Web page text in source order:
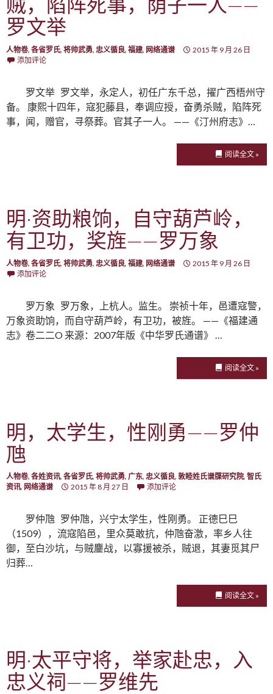
罗文举
人物卷, 各省罗氏, 将帅武勇, 忠义循良, 福建, 网络通谱
2015 年 9 月 26 日
添加评论
罗文举 罗文举，永定人，初任广东千总，擢广西梧州守
备。 康熙十四年，寇犯藤县，奉调应授，奋勇杀贼，陷阵死
事，闻，赠官，寻祭葬。官其子一人。 ——《汀州府志》…
阅读全文 »
明·资助粮饷，自守葫芦岭，
有卫功，奖旌——罗万象
人物卷, 各省罗氏, 将帅武勇, 忠义循良, 福建, 网络通谱
2015 年 9 月 26 日
添加评论
罗万象 罗万象，上杭人。监生。 崇祯十年，邑遭寇警，
万象资助饷，而自守葫芦岭，有卫功，被旌。 ——《福建通
志》卷二二O 来源：2007年版《中华罗氏通谱》 …
阅读全文 »
明，太学生，性刚勇——罗仲
虺
人物卷, 各姓资讯, 各省罗氏, 将帅武勇, 广东, 忠义循良, 敦睦姓氏谱牒研究院, 智氏
资讯, 网络通谱 2015 年 8 月 27 日 添加评论
罗仲虺 罗仲虺，兴宁太学生，性刚勇。 正德巳巳
（1509），流寇陷邑，里众莫敢抗，仲虺奋激，率乡人往
御，至白沙坑，与贼鏖战，以寡援被杀，贼退，其妻觅其尸
归葬…
阅读全文 »
明·太平守将，举家赴忠，入
忠义祠——罗维先